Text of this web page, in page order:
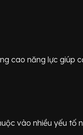
cao năng lực giúp
vào nhiều yếu tố